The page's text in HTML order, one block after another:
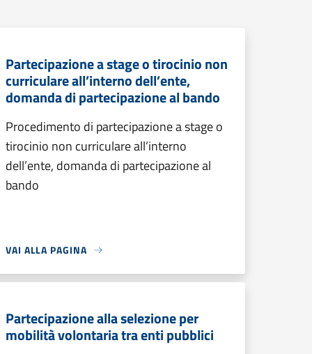
Partecipazione a stage o tirocinio non
curriculare all’interno dell’ente,
domanda di partecipazione al bando
Procedimento di partecipazione a stage o
tirocinio non curriculare all’interno
dell’ente, domanda di partecipazione al
bando
VAI ALLA PAGINA
Partecipazione alla selezione per
mobilità volontaria tra enti pubblici